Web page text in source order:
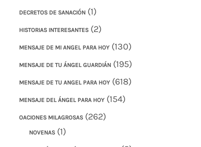
DECRETOS DE SANACIÓN(1)
HISTORIAS INTERESANTES(2)
MENSAJE DE MI ANGEL PARA HOY(130)
MENSAJE DE TU ÁNGEL GUARDIÁN(195)
MENSAJE DE TU ANGEL PARA HOY(618)
MENSAJE DEL ÁNGEL PARA HOY(154)
OACIONES MILAGROSAS(262)
NOVENAS(1)